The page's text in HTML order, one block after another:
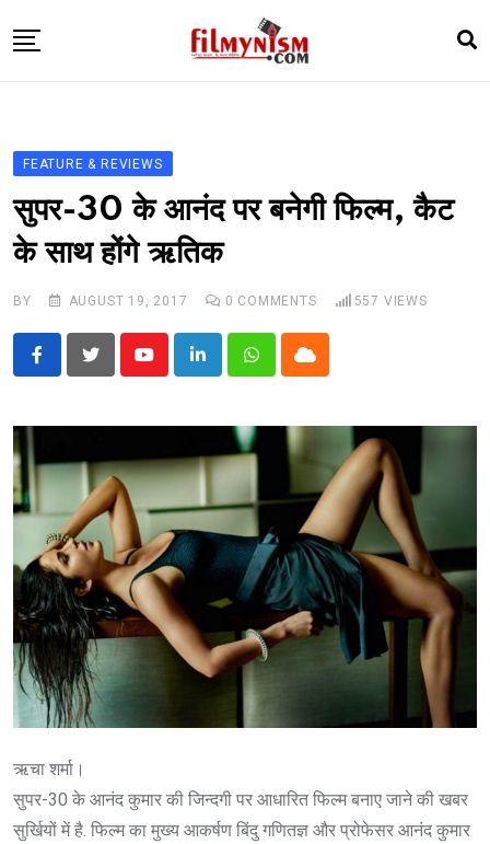
to
TELEVISION
BHOJPURI
NEWS ABTAK
STARRY SIDES
MORE
FEATURE & REVIEWS
सुपर-30 के आनंद पर बनेगी फिल्म, कैट
के साथ होंगे ऋतिक
BY AUGUST 19, 2017 0 COMMENTS 557 VIEWS
YoutubeLinkedInWhatsappCloud
ऋचा शर्मा।
सुपर-30 के आनंद कुमार की जिन्दगी पर आधारित फिल्म बनाए जाने की खबर
सुर्खियों में है. फिल्म का मुख्य आकर्षण बिंदु गणितज्ञ और प्रोफेसर आनंद कुमार